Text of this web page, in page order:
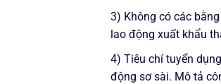
3) Không có các
lao động xuất khẩu
4) Tiêu chí tuyển
động sơ sài. Mô tả